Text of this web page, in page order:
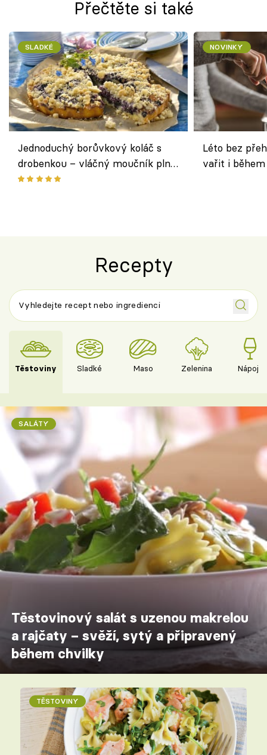
Přečtěte si také
SLADKÉ
Jednoduchý borůvkový koláč s
drobenkou – vláčný moučník plný
ovoce
NOVINKY
Léto bez
vařit i
Recepty
Těstoviny Sladké Maso Zelenina Nápoje
SALÁTY
Těstovinový salát s uzenou makrelou
a rajčaty – svěží, sytý a připravený
během chvilky
TĚSTOVINY